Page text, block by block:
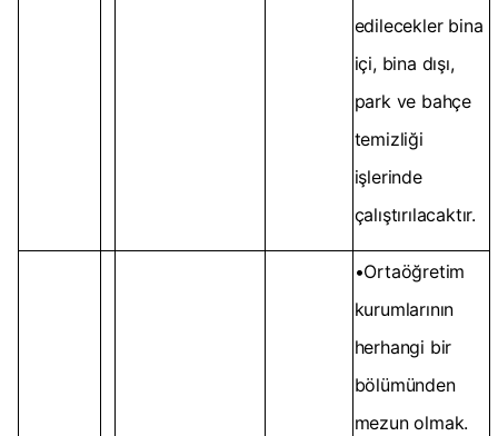
edilecekler bina
içi, bina dışı,
park ve bahçe
temizliği
işlerinde
çalıştırılacaktır.
•Ortaöğretim
kurumlarının
herhangi bir
bölümünden
mezun olmak.